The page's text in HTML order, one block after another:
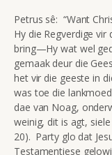
Petrus sê: “Want
Hy die Regverdige
bring—Hy wat wel
gemaak deur die
het vir die geeste in
was toe die
dae van Noag,
weinig, dit is agt,
20). Party glo dat
Testamentiese